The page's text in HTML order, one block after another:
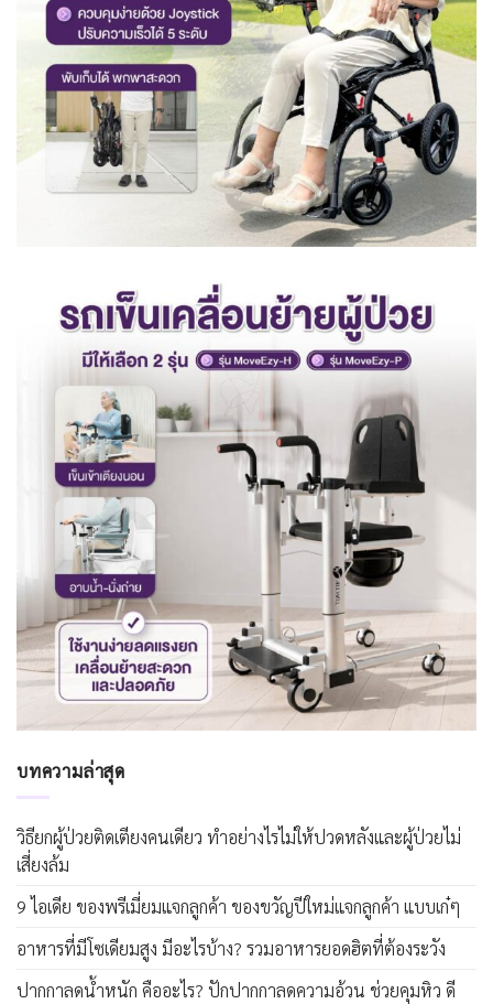
บทความล่าสุด
วิธียกผู้ป่วยติดเตียงคนเดียว ทำอย่างไรไม่ให้ปวดหลังและผู้ป่วยไม่
เสี่ยงล้ม
9 ไอเดีย ของพรีเมี่ยมแจกลูกค้า ของขวัญปีใหม่แจกลูกค้า แบบเก๋ๆ
อาหารที่มีโซเดียมสูง มีอะไรบ้าง? รวมอาหารยอดฮิตที่ต้องระวัง
ปากกาลดน้ำหนัก คืออะไร? ปักปากกาลดความอ้วน ช่วยคุมหิว ดี